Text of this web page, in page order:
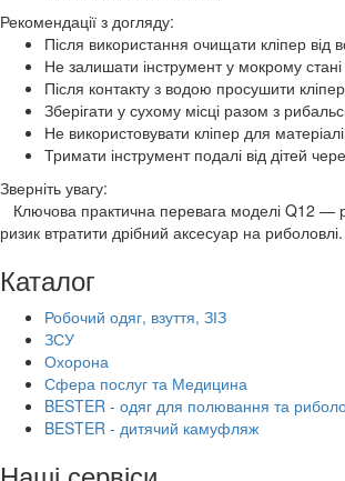
Рекомендації з догляду:
Після використання очищати кліпер від
Не залишати інструмент у мокрому
Після контакту з водою просушити
Зберігати у сухому місці разом з
Не використовувати кліпер для
Тримати інструмент подалі від дітей
Зверніть увагу:
Ключова практична перевага моделі Q12 —
ризик втратити дрібний аксесуар на риболовлі.
Каталог
Робочий одяг, взуття, ЗІЗ
ЗСУ
Охорона
Сфера послуг та Медицина
BESTER - одяг для полювання та
BESTER - дитячий камуфляж